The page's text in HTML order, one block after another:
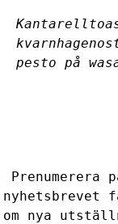
pesto på
Prenumerera
nyhetsbrevet
om nya